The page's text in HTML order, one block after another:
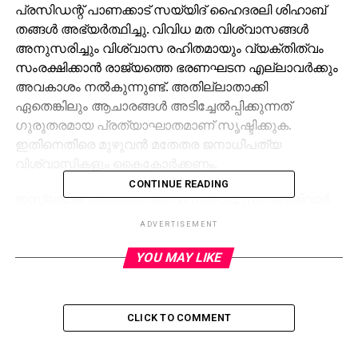
പ്രസിഡന്റ് പാണക്കാട് സയ്യിദ് ഹൈദരലി ശിഹാബ്
തങ്ങള്‍ അഭ്യര്‍ത്ഥിച്ചു. വിവിധ മത വിശ്വാസങ്ങള്‍
അനുസരിച്ചും വിശ്വാസ രഹിതമായും വ്യക്തിത്വം
സംരക്ഷിക്കാന്‍ രാജ്യത്തെ ഭരണഘടന എല്ലാവര്‍ക്കും
അവകാശം നല്‍കുന്നുണ്ട്. അതില്ലാതാക്കി
ഏതെങ്കിലും ആചാരങ്ങള്‍ അടിച്ചേല്‍പ്പിക്കുന്നത്
ഗുരുതരമായ പ്രത്യാഘാതമാണ് സൃഷ്ടിക്കുക.
ഇതിനെതിരെ മുഴുവന്‍ മതേതര ജനാധിപത്യ
ഇസ്‌ലാമിക ശരീഅത്തിനെ ഉന്നംവെച്ച് സംഘ്പരിവാര്‍
നടത്തുന്ന നീക്കങ്ങള്‍ക്കെതിരെ ആള്‍ ഇന്ത്യ മുസ്‌ലിം
നടത്തിക്കൊണ്ടിരിക്കുന്ന ഒപ്പു ശേഖരണം
ഇന്നും നാളെയും വീടുകളും കവലകളും കേന്ദ്രീകരിച്ച്
ഒപ്പ് ശേഖരണം നടത്തണം. പേഴ്‌സണല്‍ ലോ
CONTINUE READING
ADVERTISEMENT
YOU MAY LIKE
CLICK TO COMMENT